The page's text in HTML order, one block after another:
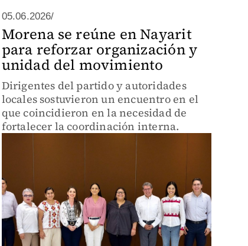
05.06.2026/
Morena se reúne en Nayarit
para reforzar organización y
unidad del movimiento
Dirigentes del partido y autoridades
locales sostuvieron un encuentro en el
que coincidieron en la necesidad de
fortalecer la coordinación interna.